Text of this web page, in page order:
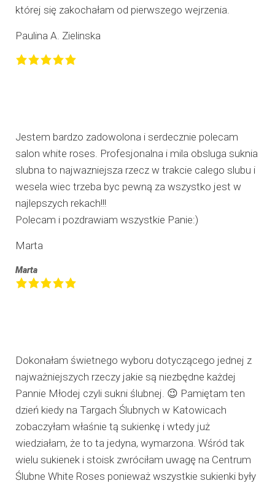
której się zakochałam od pierwszego wejrzenia.
Paulina A. Zielinska
Jestem bardzo zadowolona i serdecznie polecam
salon white roses. Profesjonalna i mila obsluga suknia
slubna to najwazniejsza rzecz w trakcie calego slubu i
wesela wiec trzeba byc pewną za wszystko jest w
najlepszych rekach!!!
Polecam i pozdrawiam wszystkie Panie:)
Marta
Marta
Dokonałam świetnego wyboru dotyczącego jednej z
najważniejszych rzeczy jakie są niezbędne każdej
Pannie Młodej czyli sukni ślubnej. 😉 Pamiętam ten
dzień kiedy na Targach Ślubnych w Katowicach
zobaczyłam właśnie tą sukienkę i wtedy już
wiedziałam, że to ta jedyna, wymarzona. Wśród tak
wielu sukienek i stoisk zwróciłam uwagę na Centrum
Ślubne White Roses ponieważ wszystkie sukienki były